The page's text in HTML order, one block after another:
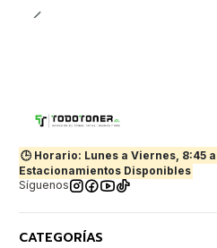
🕒 Horario: Lunes a Viernes, 8:45 a
Estacionamientos Disponibles
Síguenos
CATEGORÍAS